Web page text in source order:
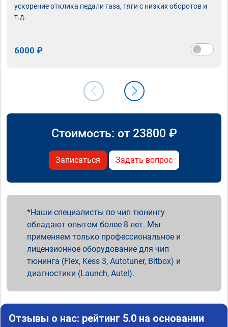
ускорение отклика педали газа, тяги с низких оборотов и
т.д.
6000 ₽
Стоимость: от 23800 ₽
Записаться Задать вопрос
Наши специалисты по чип тюнингу
обладают опытом более 8 лет. Мы
применяем только профессиональное и
лицензионное оборудование для чип
тюнинга (Flex, Kess 3, Autotuner, Bitbox) и
диагностики (Launch, Autel).
Отзывы о нас: рейтинг 5.0 на основании